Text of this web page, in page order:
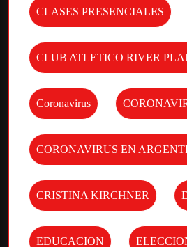
CLASES PRESENCIALES
CLUB ATLETICO RIVER
Coronavirus
CORONAVIRUS EN
CRISTINA KIRCHNER
EDUCACION